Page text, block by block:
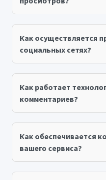
Как осуществляется
социальных сетях?
Как работает
комментариев?
Как обеспечивается
вашего сервиса?